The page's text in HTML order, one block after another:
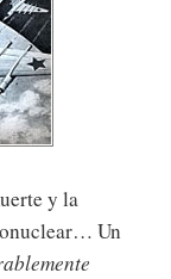
y la
Un